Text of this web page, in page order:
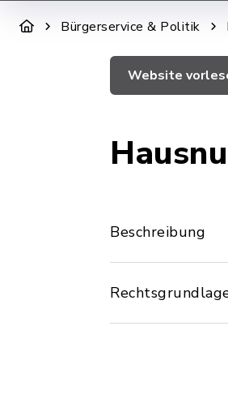
Bürgerservice & Politik
Website
Beschreibung